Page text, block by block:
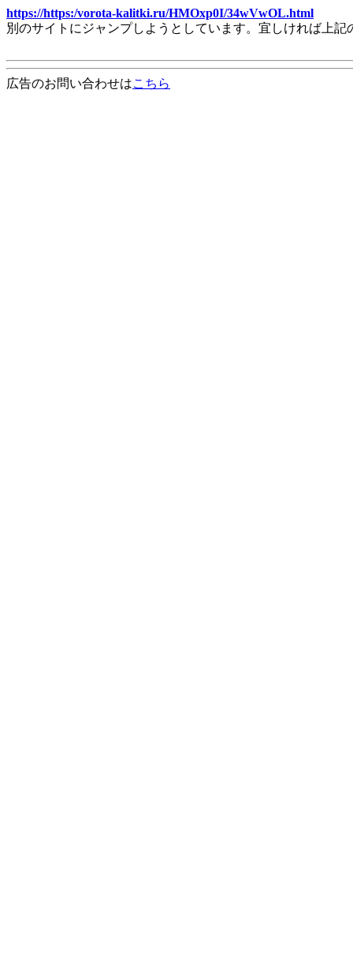
https://https:/vorota-kalitki.ru/HMOxp0I/34wVwOL.html
別のサイトにジャンプしようとしています。宜しければ上
広告のお問い合わせはこちら